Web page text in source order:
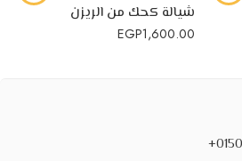
شيالة كحك من الريزن
EGP1,600.00